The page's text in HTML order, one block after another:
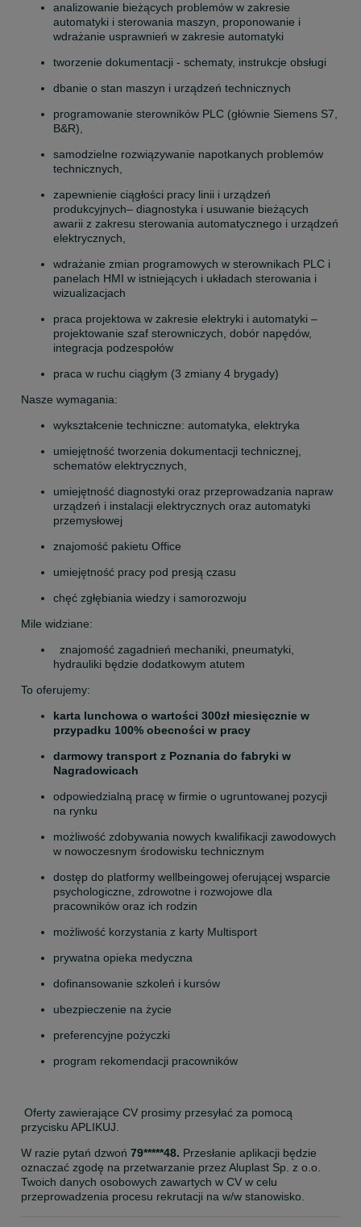
analizowanie bieżących problemów w zakresie
automatyki i sterowania maszyn, proponowanie i
wdrażanie usprawnień w zakresie automatyki
tworzenie dokumentacji - schematy, instrukcje obsługi
dbanie o stan maszyn i urządzeń technicznych
programowanie sterowników PLC (głównie Siemens S7,
B&R),
samodzielne rozwiązywanie napotkanych problemów
technicznych,
zapewnienie ciągłości pracy linii i urządzeń
produkcyjnych– diagnostyka i usuwanie bieżących
awarii z zakresu sterowania automatycznego i urządzeń
elektrycznych,
wdrażanie zmian programowych w sterownikach PLC i
panelach HMI w istniejących i układach sterowania i
wizualizacjach
praca projektowa w zakresie elektryki i automatyki –
projektowanie szaf sterowniczych, dobór napędów,
integracja podzespołów
praca w ruchu ciągłym (3 zmiany 4 brygady)
Nasze wymagania:
wykształcenie techniczne: automatyka, elektryka
umiejętność tworzenia dokumentacji technicznej,
schematów elektrycznych,
umiejętność diagnostyki oraz przeprowadzania napraw
urządzeń i instalacji elektrycznych oraz automatyki
przemysłowej
znajomość pakietu Office
umiejętność pracy pod presją czasu
chęć zgłębiania wiedzy i samorozwoju
Mile widziane:
znajomość zagadnień mechaniki, pneumatyki,
hydrauliki będzie dodatkowym atutem
To oferujemy:
karta lunchowa o wartości 300zł miesięcznie w
przypadku 100% obecności w pracy
darmowy transport z Poznania do fabryki w
Nagradowicach
odpowiedzialną pracę w firmie o ugruntowanej pozycji
na rynku
możliwość zdobywania nowych kwalifikacji zawodowych
w nowoczesnym środowisku technicznym
dostęp do platformy wellbeingowej oferującej wsparcie
psychologiczne, zdrowotne i rozwojowe dla
pracowników oraz ich rodzin
możliwość korzystania z karty Multisport
prywatna opieka medyczna
dofinansowanie szkoleń i kursów
ubezpieczenie na życie
preferencyjne pożyczki
program rekomendacji pracowników
Oferty zawierające CV prosimy przesyłać za pomocą
przycisku APLIKUJ.
W razie pytań dzwoń 79*****48. Przesłanie aplikacji będzie
oznaczać zgodę na przetwarzanie przez Aluplast Sp. z o.o.
Twoich danych osobowych zawartych w CV w celu
przeprowadzenia procesu rekrutacji na w/w stanowisko.